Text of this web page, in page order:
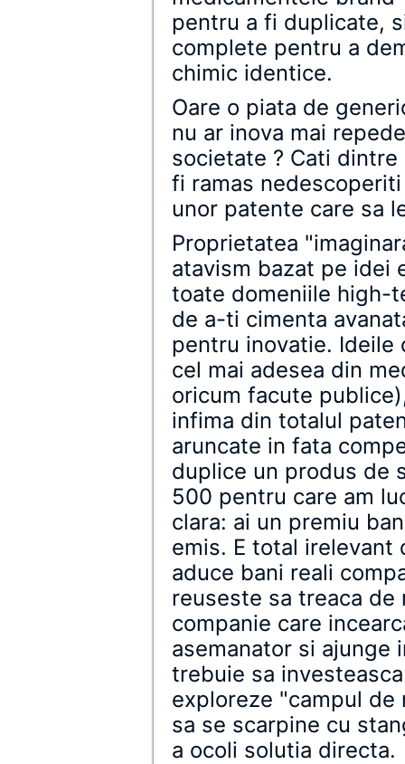
pentru a fi duplicate,
complete pentru a
chimic identice.
Oare o piata de
nu ar inova mai
societate ? Cati
fi ramas
unor patente care sa
Proprietatea
atavism bazat pe idei
toate domeniile high-
de a-ti cimenta
pentru inovatie. Ideile
cel mai adesea din
oricum facute
infima din totalul
aruncate in fata
duplice un produs de
500 pentru care am
clara: ai un premiu
emis. E total irelevant
aduce bani reali
reuseste sa treaca de
companie care
asemanator si ajunge
trebuie sa
exploreze "campul
sa se scarpine cu
a ocoli solutia directa.